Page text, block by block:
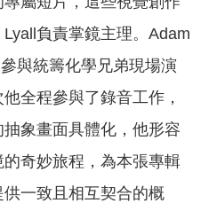
負責掌鏡主理。Adam
與統籌化學兄弟現場演
全程參與了錄音工作，
象畫面具體化，他形容
奇妙旅程，為本張專輯
一致且相互契合的概